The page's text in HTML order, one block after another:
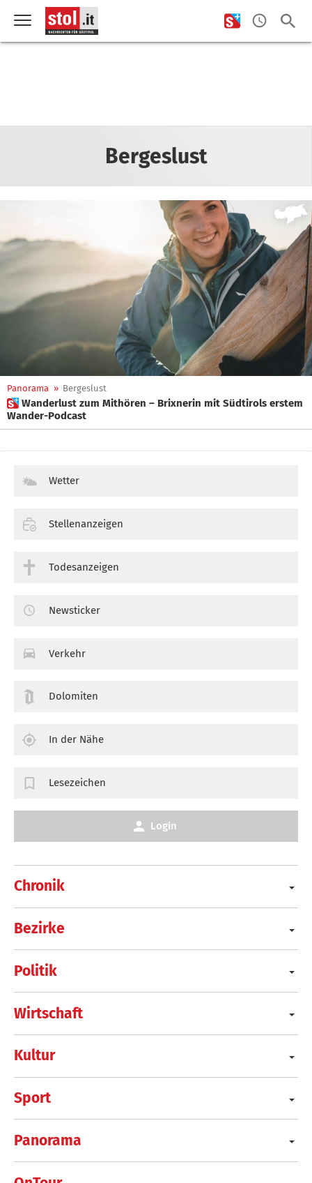
Bergeslust
Panorama » Bergeslust
 Wanderlust zum Mithören – Brixnerin mit Südtirols erstem
Wander-Podcast
Chronik
Bezirke
Politik
Wirtschaft
Kultur
Sport
Panorama
Wetter
Stellenanzeigen
Todesanzeigen
Newsticker
Verkehr
Dolomiten
In der Nähe
Lesezeichen
Login